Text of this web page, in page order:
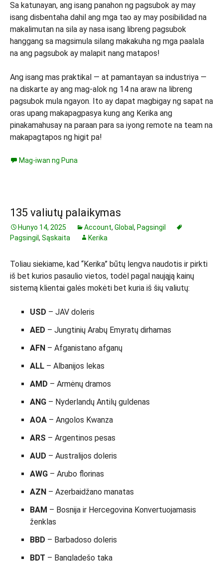
Sa katunayan, ang isang panahon ng pagsubok ay may
isang disbentaha dahil ang mga tao ay may posibilidad na
makalimutan na sila ay nasa isang libreng pagsubok
hanggang sa magsimula silang makakuha ng mga paalala
na ang pagsubok ay malapit nang matapos!
Ang isang mas praktikal — at pamantayan sa industriya —
na diskarte ay ang mag-alok ng 14 na araw na libreng
pagsubok mula ngayon. Ito ay dapat magbigay ng sapat na
oras upang makapagpasya kung ang Kerika ang
pinakamahusay na paraan para sa iyong remote na team na
makapagtapos ng higit pa!
Mag-iwan ng Puna
135 valiutų palaikymas
Hunyo 14, 2025 Account, Global , Pagsingil
Pagsingil , Sąskaita Kerika
Toliau siekiame, kad “Kerika” būtų lengva naudotis ir pirkti
iš bet kurios pasaulio vietos, todėl pagal naująją kainų
sistemą klientai galės mokėti bet kuria iš šių valiutų:
USD – JAV doleris
AED – Jungtinių Arabų Emyratų dirhamas
AFN – Afganistano afganų
ALL – Albanijos lekas
AMD – Armėnų dramos
ANG – Nyderlandų Antilų guldenas
AOA – Angolos Kwanza
ARS – Argentinos pesas
AUD – Australijos doleris
AWG – Arubo florinas
AZN – Azerbaidžano manatas
BAM – Bosnija ir Hercegovina Konvertuojamasis
ženklas
BBD – Barbadoso doleris
BDT – Bangladešo taka